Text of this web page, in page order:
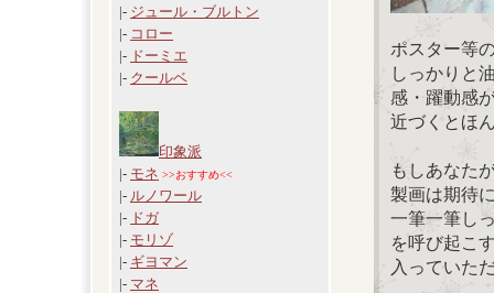
|- ジュール・ブルトン
|- コロー
|- ドーミエ
|- クールベ
印象派
|- モネ >>おすすめ<<
|- ルノワール
|- ドガ
|- モリゾ
|- ギヨマン
|- マネ
ポスター等
しっかりと
感・躍動感
近づくとほ
もしあなた
製画は期待
一筆一筆し
を呼び起こ
入っていた